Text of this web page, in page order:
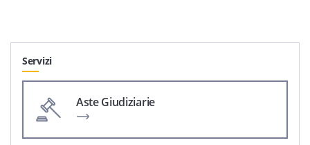
Servizi
Aste Giudiziarie